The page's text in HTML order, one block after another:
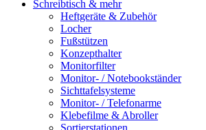
Schreibtisch & mehr
Heftgeräte & Zubehör
Locher
Fußstützen
Konzepthalter
Monitorfilter
Monitor- / Notebookständer
Sichttafelsysteme
Monitor- / Telefonarme
Klebefilme & Abroller
Sortierstationen